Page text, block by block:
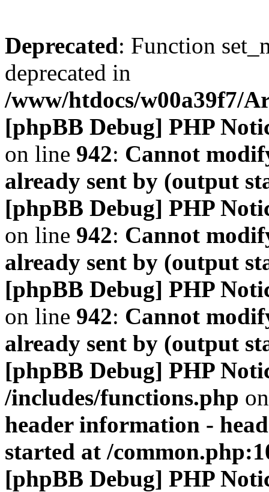
Deprecated: Function
deprecated in
/www/htdocs/w00a39f7/
[phpBB Debug] PHP
on line 942: Cannot
already sent by (output
[phpBB Debug] PHP
on line 942: Cannot
already sent by (output
[phpBB Debug] PHP
on line 942: Cannot
already sent by (output
[phpBB Debug] PHP
/includes/functions.php
header information -
started at /
[phpBB Debug] PHP